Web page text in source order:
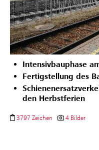
Intensivbauphase
Fertigstellung des
den Herbstferien
3797 Zeichen 4 Bilder